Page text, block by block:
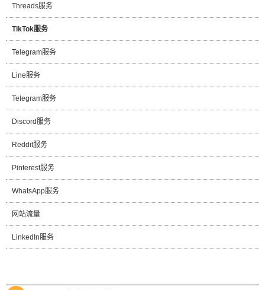
Threads服务
TikTok服务
Telegram服务
Line服务
Telegram服务
Discord服务
Reddit服务
Pinterest服务
WhatsApp服务
网站流量
LinkedIn服务